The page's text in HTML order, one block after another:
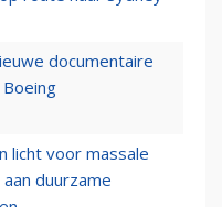
documentaire
licht voor massale
duurzame